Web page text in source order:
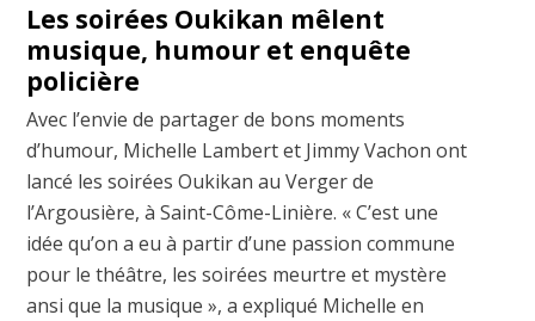
Les soirées Oukikan mêlent
musique, humour et enquête
policière
Avec l’envie de partager de bons moments
d’humour, Michelle Lambert et Jimmy Vachon ont
lancé les soirées Oukikan au Verger de
l’Argousière, à Saint-Côme-Linière. « C’est une
idée qu’on a eu à partir d’une passion commune
pour le théâtre, les soirées meurtre et mystère
ansi que la musique », a expliqué Michelle en